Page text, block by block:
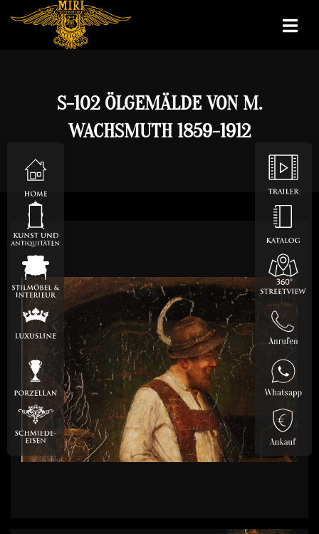
S-102 ÖLGEMÄLDE VON M.
WACHSMUTH 1859-1912